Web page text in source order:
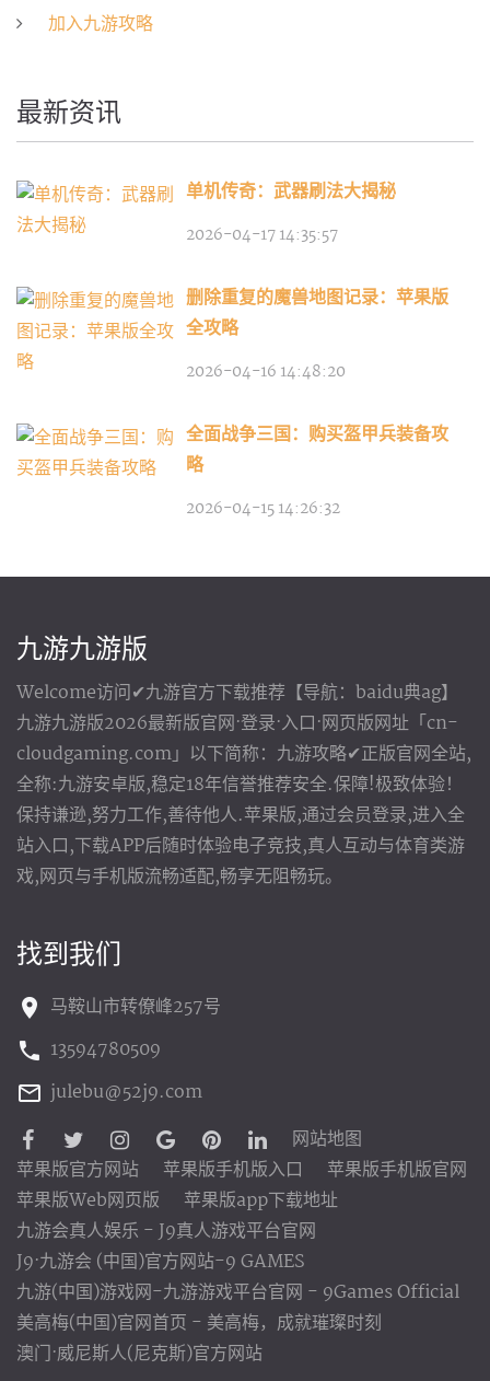
加入九游攻略
最新资讯
单机传奇：武器刷法大揭秘
2026-04-17 14:35:57
删除重复的魔兽地图记录：苹果版
全攻略
2026-04-16 14:48:20
全面战争三国：购买盔甲兵装备攻
略
2026-04-15 14:26:32
九游九游版
Welcome访问✔九游官方下载推荐【导航：baidu典ag】
九游九游版2026最新版官网·登录·入口·网页版网址「cn-
cloudgaming.com」以下简称：九游攻略✔正版官网全站,
全称:九游安卓版,稳定18年信誉推荐安全.保障!极致体验！
保持谦逊,努力工作,善待他人.苹果版,通过会员登录,进入全
站入口,下载APP后随时体验电子竞技,真人互动与体育类游
戏,网页与手机版流畅适配,畅享无阻畅玩。
找到我们
马鞍山市转僚峰257号
13594780509
julebu@52j9.com
网站地图
苹果版官方网站
苹果版手机版入口
苹果版手机版官网
苹果版Web网页版
苹果版app下载地址
九游会真人娱乐 - J9真人游戏平台官网
J9·九游会 (中国)官方网站-9 GAMES
九游(中国)游戏网-九游游戏平台官网 - 9Games Official
美高梅(中国)官网首页 - 美高梅，成就璀璨时刻
澳门·威尼斯人(尼克斯)官方网站